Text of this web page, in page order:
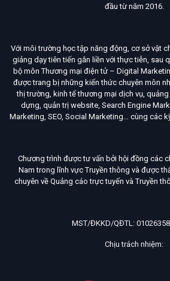
đầu từ năm 2016.
Với môi trường học tập năng động, cơ sở vật
giảng dạy tiên tiến gắn liền với thực tiễn, sau
bộ môn Thương mại điện tử – Digital
được trang bị những kiến thức chuyên môn
thị trường, kinh tế thương mại dịch vụ, quảng
dựng, quản trị website, Search Engine
Marketing, SEO, Social Marketing… cùng các
Chương trình được tư vấn bởi hội đồng các
Nam trong lĩnh vực Truyền thông và được
chuyên về Quảng cáo trực tuyến và Truyền
MST/ĐKKD/QĐTL:
Chịu trách nhiệm: